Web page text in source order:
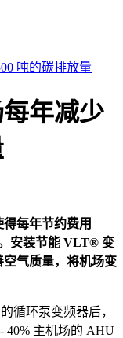
吨的碳排放量
年减少
每年节约费用
安装节能 VLT® 变
空气质量，将机场变
循环泵变频器后，
40% 主机场的 AHU